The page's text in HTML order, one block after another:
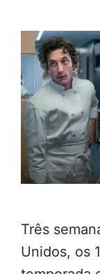
Três
Unidos, os